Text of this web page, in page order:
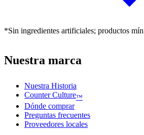
*Sin ingredientes artificiales; productos
Nuestra marca
Nuestra Historia
Counter Culture™
Dónde comprar
Preguntas frecuentes
Proveedores locales